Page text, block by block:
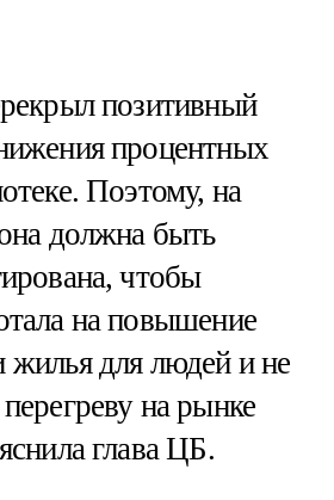
позитивный
процентных
Поэтому, на
должна быть
чтобы
на повышение
жилья для людей и не
на рынке
глава ЦБ.